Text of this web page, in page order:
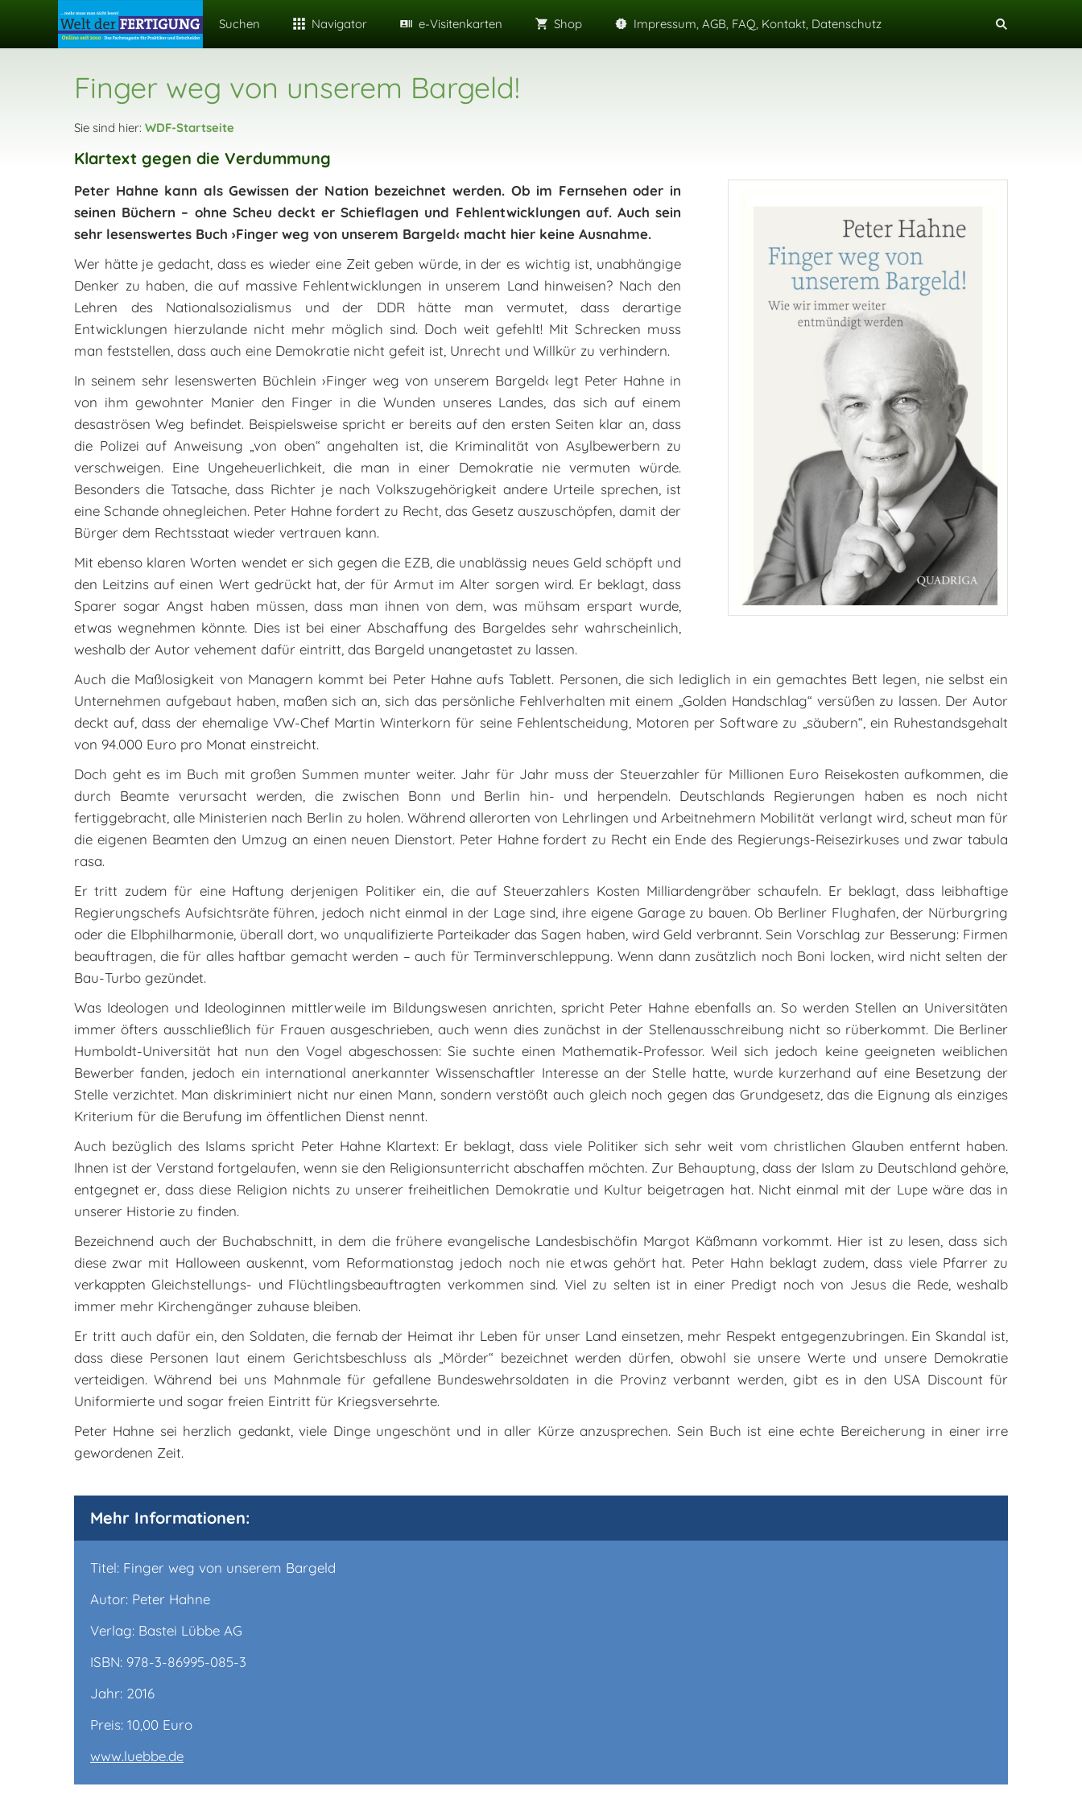
Suchen Navigator e-Visitenkarten Shop Impressum, AGB, FAQ, Kontakt, Datenschutz
Finger weg von unserem Bargeld!
Sie sind hier: WDF-Startseite
Klartext gegen die Verdummung
Peter Hahne kann als Gewissen der Nation bezeichnet werden. Ob im Fernsehen oder in
seinen Büchern – ohne Scheu deckt er Schieflagen und Fehlentwicklungen auf. Auch sein
sehr lesenswertes Buch ›Finger weg von unserem Bargeld‹ macht hier keine Ausnahme.
Wer hätte je gedacht, dass es wieder eine Zeit geben würde, in der es wichtig ist, unabhängige
Denker zu haben, die auf massive Fehlentwicklungen in unserem Land hinweisen? Nach den
Lehren des Nationalsozialismus und der DDR hätte man vermutet, dass derartige
Entwicklungen hierzulande nicht mehr möglich sind. Doch weit gefehlt! Mit Schrecken muss
man feststellen, dass auch eine Demokratie nicht gefeit ist, Unrecht und Willkür zu verhindern.
In seinem sehr lesenswerten Büchlein ›Finger weg von unserem Bargeld‹ legt Peter Hahne in
von ihm gewohnter Manier den Finger in die Wunden unseres Landes, das sich auf einem
desaströsen Weg befindet. Beispielsweise spricht er bereits auf den ersten Seiten klar an, dass
die Polizei auf Anweisung „von oben“ angehalten ist, die Kriminalität von Asylbewerbern zu
verschweigen. Eine Ungeheuerlichkeit, die man in einer Demokratie nie vermuten würde.
Besonders die Tatsache, dass Richter je nach Volkszugehörigkeit andere Urteile sprechen, ist
eine Schande ohnegleichen. Peter Hahne fordert zu Recht, das Gesetz auszuschöpfen, damit der
Bürger dem Rechtsstaat wieder vertrauen kann.
Mit ebenso klaren Worten wendet er sich gegen die EZB, die unablässig neues Geld schöpft und
den Leitzins auf einen Wert gedrückt hat, der für Armut im Alter sorgen wird. Er beklagt, dass
Sparer sogar Angst haben müssen, dass man ihnen von dem, was mühsam erspart wurde,
etwas wegnehmen könnte. Dies ist bei einer Abschaffung des Bargeldes sehr wahrscheinlich,
weshalb der Autor vehement dafür eintritt, das Bargeld unangetastet zu lassen.
Auch die Maßlosigkeit von Managern kommt bei Peter Hahne aufs Tablett. Personen, die sich lediglich in ein gemachtes Bett legen, nie selbst ein
Unternehmen aufgebaut haben, maßen sich an, sich das persönliche Fehlverhalten mit einem „Golden Handschlag“ versüßen zu lassen. Der Autor
deckt auf, dass der ehemalige VW-Chef Martin Winterkorn für seine Fehlentscheidung, Motoren per Software zu „säubern“, ein Ruhestandsgehalt
von 94.000 Euro pro Monat einstreicht.
Doch geht es im Buch mit großen Summen munter weiter. Jahr für Jahr muss der Steuerzahler für Millionen Euro Reisekosten aufkommen, die
durch Beamte verursacht werden, die zwischen Bonn und Berlin hin- und herpendeln. Deutschlands Regierungen haben es noch nicht
fertiggebracht, alle Ministerien nach Berlin zu holen. Während allerorten von Lehrlingen und Arbeitnehmern Mobilität verlangt wird, scheut man für
die eigenen Beamten den Umzug an einen neuen Dienstort. Peter Hahne fordert zu Recht ein Ende des Regierungs-Reisezirkuses und zwar tabula
rasa.
Er tritt zudem für eine Haftung derjenigen Politiker ein, die auf Steuerzahlers Kosten Milliardengräber schaufeln. Er beklagt, dass leibhaftige
Regierungschefs Aufsichtsräte führen, jedoch nicht einmal in der Lage sind, ihre eigene Garage zu bauen. Ob Berliner Flughafen, der Nürburgring
oder die Elbphilharmonie, überall dort, wo unqualifizierte Parteikader das Sagen haben, wird Geld verbrannt. Sein Vorschlag zur Besserung: Firmen
beauftragen, die für alles haftbar gemacht werden – auch für Terminverschleppung. Wenn dann zusätzlich noch Boni locken, wird nicht selten der
Bau-Turbo gezündet.
Was Ideologen und Ideologinnen mittlerweile im Bildungswesen anrichten, spricht Peter Hahne ebenfalls an. So werden Stellen an Universitäten
immer öfters ausschließlich für Frauen ausgeschrieben, auch wenn dies zunächst in der Stellenausschreibung nicht so rüberkommt. Die Berliner
Humboldt-Universität hat nun den Vogel abgeschossen: Sie suchte einen Mathematik-Professor. Weil sich jedoch keine geeigneten weiblichen
Bewerber fanden, jedoch ein international anerkannter Wissenschaftler Interesse an der Stelle hatte, wurde kurzerhand auf eine Besetzung der
Stelle verzichtet. Man diskriminiert nicht nur einen Mann, sondern verstößt auch gleich noch gegen das Grundgesetz, das die Eignung als einziges
Kriterium für die Berufung im öffentlichen Dienst nennt.
Auch bezüglich des Islams spricht Peter Hahne Klartext: Er beklagt, dass viele Politiker sich sehr weit vom christlichen Glauben entfernt haben.
Ihnen ist der Verstand fortgelaufen, wenn sie den Religionsunterricht abschaffen möchten. Zur Behauptung, dass der Islam zu Deutschland gehöre,
entgegnet er, dass diese Religion nichts zu unserer freiheitlichen Demokratie und Kultur beigetragen hat. Nicht einmal mit der Lupe wäre das in
unserer Historie zu finden.
Bezeichnend auch der Buchabschnitt, in dem die frühere evangelische Landesbischöfin Margot Käßmann vorkommt. Hier ist zu lesen, dass sich
diese zwar mit Halloween auskennt, vom Reformationstag jedoch noch nie etwas gehört hat. Peter Hahn beklagt zudem, dass viele Pfarrer zu
verkappten Gleichstellungs- und Flüchtlingsbeauftragten verkommen sind. Viel zu selten ist in einer Predigt noch von Jesus die Rede, weshalb
immer mehr Kirchengänger zuhause bleiben.
Er tritt auch dafür ein, den Soldaten, die fernab der Heimat ihr Leben für unser Land einsetzen, mehr Respekt entgegenzubringen. Ein Skandal ist,
dass diese Personen laut einem Gerichtsbeschluss als „Mörder“ bezeichnet werden dürfen, obwohl sie unsere Werte und unsere Demokratie
verteidigen. Während bei uns Mahnmale für gefallene Bundeswehrsoldaten in die Provinz verbannt werden, gibt es in den USA Discount für
Uniformierte und sogar freien Eintritt für Kriegsversehrte.
Peter Hahne sei herzlich gedankt, viele Dinge ungeschönt und in aller Kürze anzusprechen. Sein Buch ist eine echte Bereicherung in einer irre
gewordenen Zeit.
Mehr Informationen:
Titel: Finger weg von unserem Bargeld
Autor: Peter Hahne
Verlag: Bastei Lübbe AG
ISBN: 978-3-86995-085-3
Jahr: 2016
Preis: 10,00 Euro
www.luebbe.de